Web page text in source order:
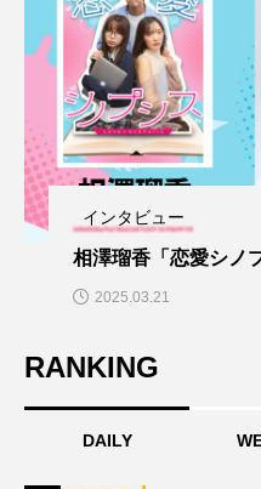
TAG LIST
DearS secondblue
インタビュー
相澤瑠香「恋愛シノ
2025.03.21
RANKING
DAILY